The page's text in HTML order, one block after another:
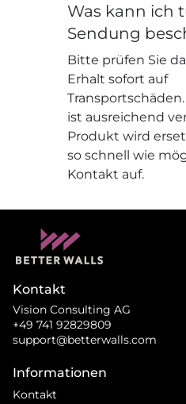
Was kann ich
Sendung
Bitte prüfen Sie
Erhalt sofort auf
ist ausreichend
Produkt wird
so schnell wie
Kontakt auf.
Kontakt
Vision Consulting AG
+49 741 92829809
support@betterwalls.com
Informationen
Kontakt